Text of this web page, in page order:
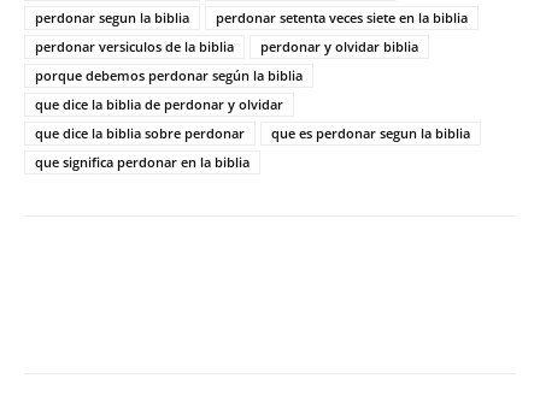
perdonar segun la biblia
perdonar setenta veces siete en la biblia
perdonar versiculos de la biblia
perdonar y olvidar biblia
porque debemos perdonar según la biblia
que dice la biblia de perdonar y olvidar
que dice la biblia sobre perdonar
que es perdonar segun la biblia
que significa perdonar en la biblia